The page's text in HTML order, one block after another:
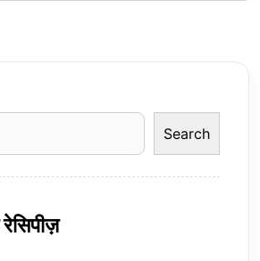
Search